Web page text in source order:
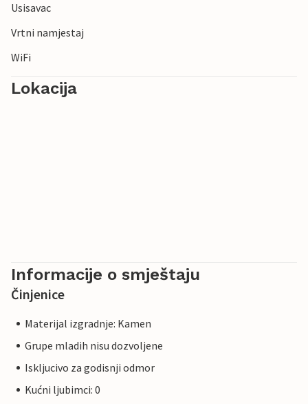
Usisavac
Vrtni namjestaj
WiFi
Lokacija
Informacije o smještaju
Činjenice
Materijal izgradnje: Kamen
Grupe mladih nisu dozvoljene
Iskljucivo za godisnji odmor
Kućni ljubimci: 0